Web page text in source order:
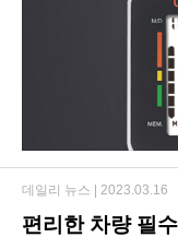
편리한 차량 필
데일리 뉴스 | 2023.03.16